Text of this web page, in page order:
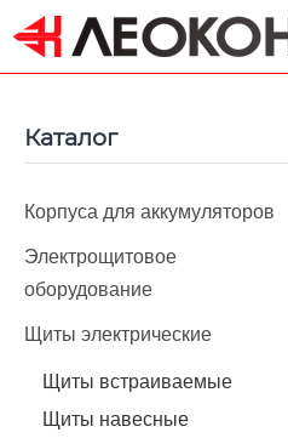
Каталог
Корпуса для аккумуляторов
Электрощитовое
оборудование
Щиты электрические
Щиты встраиваемые
Щиты навесные